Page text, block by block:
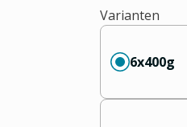
Varianten
6x400g